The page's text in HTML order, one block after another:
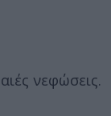
νεφώσεις.